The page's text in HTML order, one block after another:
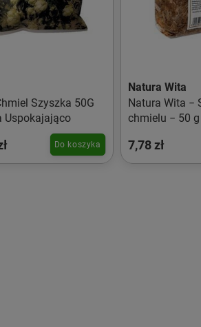
Szyszka 50G
Uspokajająco
Do koszyka
Natura Wita
Natura Wita −
chmielu − 50 g
7,78 zł